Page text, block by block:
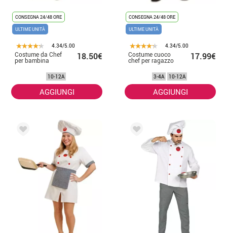
CONSEGNA 24/48 ORE
ULTIME UNITÀ
4.34/5.00
Costume da Chef
per bambina 18.50€
10-12A
AGGIUNGI
CONSEGNA 24/48 ORE
ULTIME UNITÀ
4.34/5.00
Costume cuoco
chef per ragazzo 17.99€
3-4A 10-12A
AGGIUNGI